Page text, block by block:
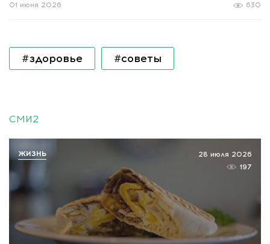
630
01 июня 2026
#здоровье #советы
СМИ2
28 июля 2026
197
ЖИЗНЬ